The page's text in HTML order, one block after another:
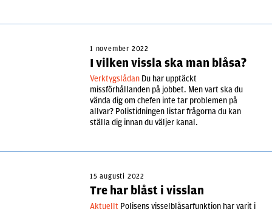
1 november 2022
I vilken vissla ska man blåsa?
Verktygslådan Du har upptäckt
missförhållanden på jobbet. Men vart ska du
vända dig om chefen inte tar problemen på
allvar? Polistidningen listar frågorna du kan
ställa dig innan du väljer kanal.
15 augusti 2022
Tre har blåst i visslan
Aktuellt Polisens visselblåsarfunktion har varit i